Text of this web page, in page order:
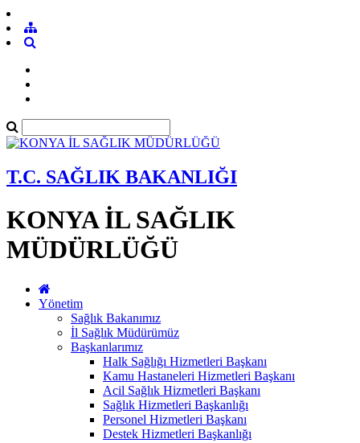
T.C. SAĞLIK BAKANLIĞI
KONYA İL SAĞLIK
MÜDÜRLÜĞÜ
Yönetim
Sağlık Bakanımız
İl Sağlık Müdürümüz
Başkanlarımız
Halk Sağlığı Hizmetleri Başkanı
Kamu Hastaneleri Hizmetleri Başkanı
Acil Sağlık Hizmetleri Başkanı
Sağlık Hizmetleri Başkanlığı
Personel Hizmetleri Başkanı
Destek Hizmetleri Başkanlığı